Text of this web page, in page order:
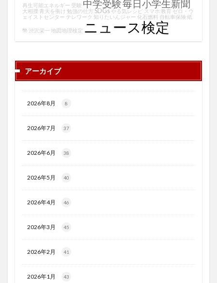
再生可能エネルギー 受験 中学受験毎日小学生新聞
大相撲 青天を衝け 勉強の仕方 SDGs やる気レシピ スマホ 教育 ゼロ・ウ
ェイストセンター テレワーク 知りたいんジャー 化石燃料 自転車保険 紙
幣 渋沢栄一 地図地理検定 ニュース検定
アーカイブ
2026年8月 8
2026年7月 37
2026年6月 38
2026年5月 40
2026年4月 46
2026年3月 45
2026年2月 41
2026年1月 43